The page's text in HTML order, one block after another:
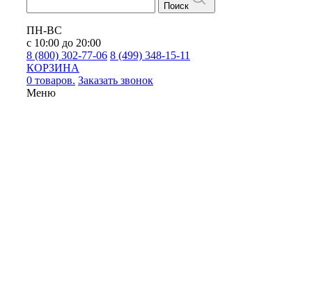
Поиск
ПН-ВС
с 10:00 до 20:00
8 (800) 302-77-06 8 (499) 348-15-11
КОРЗИНА
0 товаров. Заказать звонок
Меню